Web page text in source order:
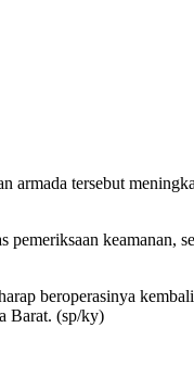
tersebut
keamanan,
beroperasinya
Barat. (sp/ky)